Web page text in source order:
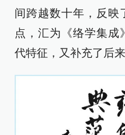
间跨越数十年，反映
点，汇为《络学集成
代特征，又补充了后来